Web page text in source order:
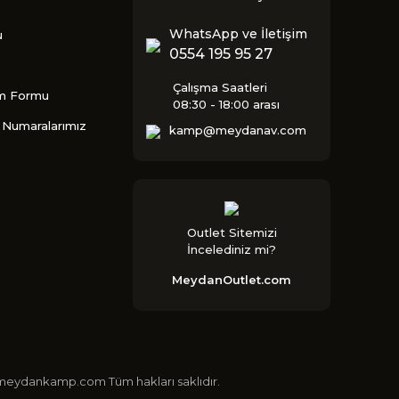
Formu
WhatsApp ve İletişim
0554 195 95 27
Çalışma Saatleri
08:30 - 18:00 arası
kamp@meydanav.com
Outlet Sitemizi
İncelediniz mi?
MeydanOutlet.com
Tüm hakları saklıdır.